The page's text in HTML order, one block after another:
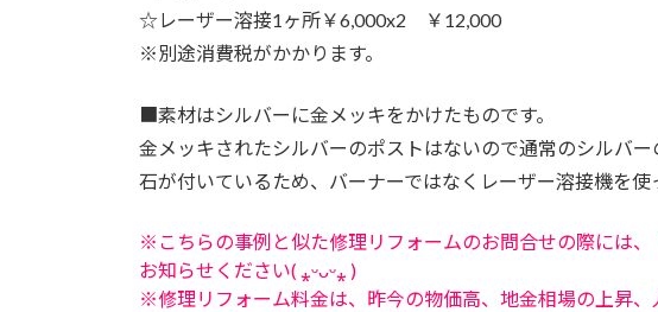
☆レーザー溶接1ヶ所￥6,000x2 ￥12,000
※別途消費税がかかります。
素材はシルバーに金メッキをかけたものです。
金メッキされたシルバーのポストはないので通常のシルバー
石が付いているため、バーナーではなくレーザー溶接機を使
※こちらの事例と似た修理リフォームのお問合せの際には
お知らせください( ⁎ᵕᴗᵕ⁎ )
※修理リフォーム料金は、昨今の物価高、地金相場の上昇